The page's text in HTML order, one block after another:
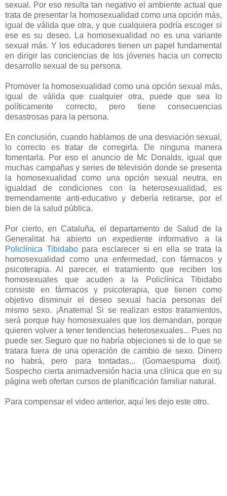
sexual. Por eso resulta tan negativo el ambiente actual que
trata de presentar la homosexualidad como una opción más,
igual de válida que otra, y que cualquiera podría escoger si
ese es su deseo. La homosexualidad no es una variante
sexual más. Y los educadores tienen un papel fundamental
en dirigir las conciencias de los jóvenes hacia un correcto
desarrollo sexual de su persona.
Promover la homosexualidad como una opción sexual más,
igual de válida que cualquier otra, puede que sea lo
políticamente correcto, pero tiene consecuencias
desastrosas para la persona.
En conclusión, cuando hablamos de una desviación sexual,
lo correcto es tratar de corregirla. De ninguna manera
fomentarla. Por eso el anuncio de Mc Donalds, igual que
muchas campañas y series de televisión donde se presenta
la homosexualidad como una opción sexual neutra, en
igualdad de condiciones con la heterosexualidad, es
tremendamente anti-educativo y debería retirarse, por el
bien de la salud pública.
Por cierto, en Cataluña, el departamento de Salud de la
Generalitat ha abierto un expediente informativo a la
Policlínica Tibidabopara esclarecer si en ella se trata la
homosexualidad como una enfermedad, con fármacos y
psicoterapia. Al parecer, el tratamiento que reciben los
homosexuales que acuden a la Policlínica Tibidabo
consiste en fármacos y psicoterapia, que tienen como
objetivo disminuir el deseo sexual hacia personas del
mismo sexo. ¡Anatema! Si se realizan estos tratamientos,
será porque hay homosexuales que los demandan, porque
quieren volver a tener tendencias heterosexuales... Pues no
puede ser. Seguro que no habría objeciones si de lo que se
tratara fuera de una operación de cambio de sexo. Dinero
no habrá, pero para tontadas... (Gomaespuma dixit).
Sospecho cierta animadversión hacia una clínica que en su
página web ofertan cursos de planificación familiar natural.
Para compensar el video anterior, aquí les dejo este otro.